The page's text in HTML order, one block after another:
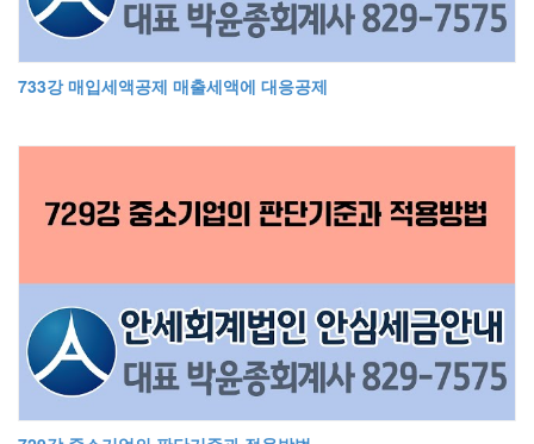
733강 매입세액공제 매출세액에 대응공제